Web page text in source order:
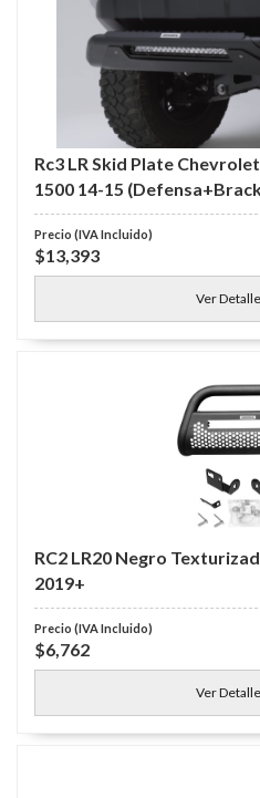
Rc3 LR Skid Plate
1500 14-15
$13,393
Ver
RC2 LR20 Negro
2019+
$6,762
Ver